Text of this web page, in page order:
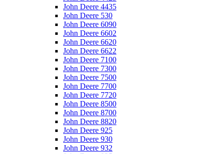
John Deere 4435
John Deere 530
John Deere 6090
John Deere 6602
John Deere 6620
John Deere 6622
John Deere 7100
John Deere 7300
John Deere 7500
John Deere 7700
John Deere 7720
John Deere 8500
John Deere 8700
John Deere 8820
John Deere 925
John Deere 930
John Deere 932